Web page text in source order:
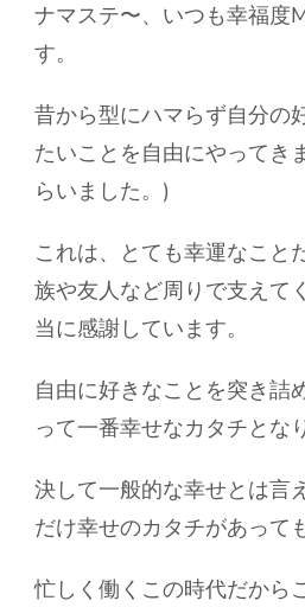
ナマステ〜、いつも幸福度
す。
昔から型にハマらず自分の
たいことを自由にやってき
らいました。)
これは、とても幸運なこと
族や友人など周りで支えて
当に感謝しています。
自由に好きなことを突き詰
って一番幸せなカタチとな
決して一般的な幸せとは言
だけ幸せのカタチがあって
忙しく働くこの時代だから